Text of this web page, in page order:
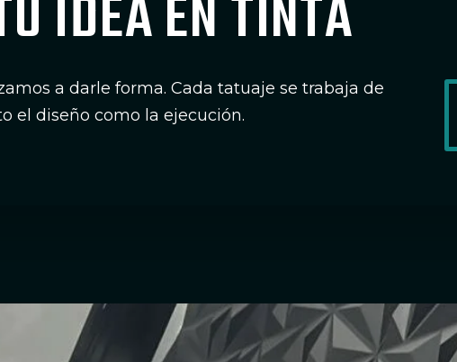
IDEAEN TINTA
a darle forma. Cada tatuaje se trabaja de
el diseño como la ejecución.